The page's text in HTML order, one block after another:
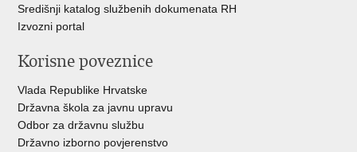
Središnji katalog službenih dokumenata RH
Izvozni portal
Korisne poveznice
Vlada Republike Hrvatske
Državna škola za javnu upravu
Odbor za državnu službu
Državno izborno povjerenstvo